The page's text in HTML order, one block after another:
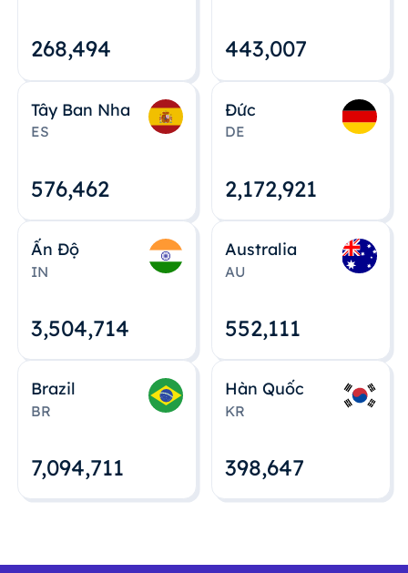
268,495 443,008
Tây Ban Nha
ES
576,463
Đức
DE
2,172,922
Ấn Độ
IN
3,504,715
Australia
AU
552,112
Brazil
BR
7,094,712
Hàn Quốc
KR
398,648